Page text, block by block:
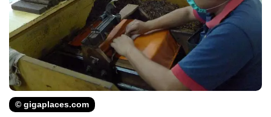
© gigaplaces.com